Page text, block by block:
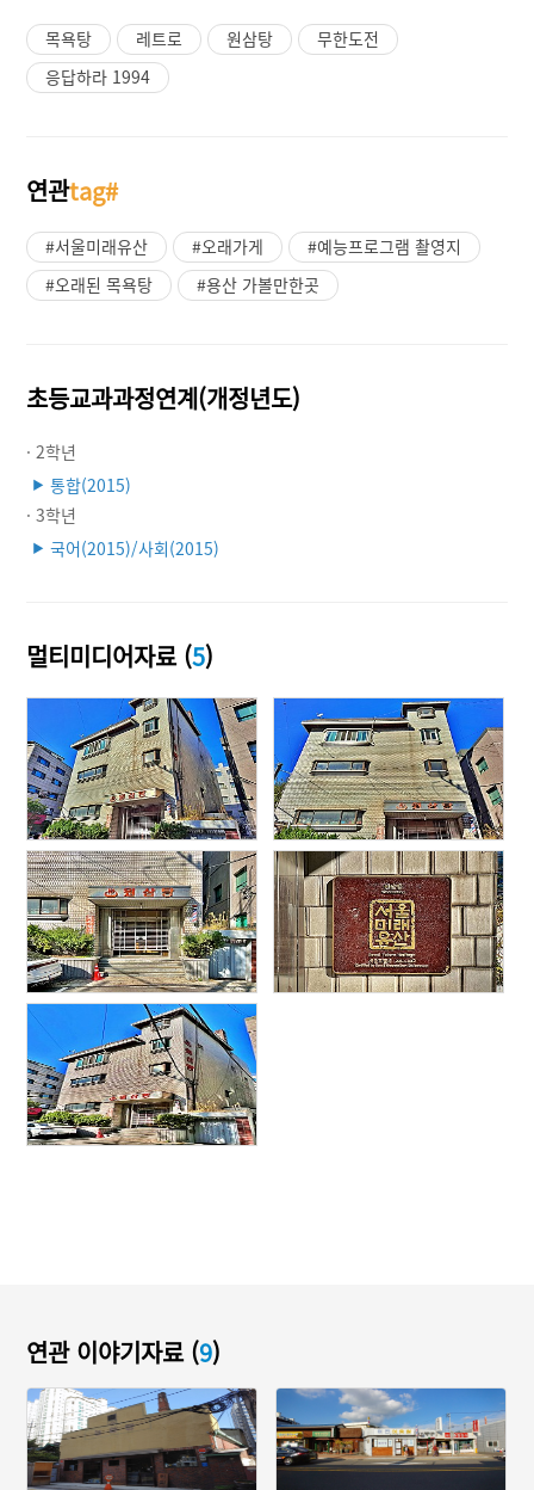
목욕탕 레트로 원삼탕
무한도전
응답하라 1994
연관tag#
#서울미래유산 #오래가게
#예능프로그램 촬영지
#오래된 목욕탕
#용산 가볼만한곳
초등교과과정연계(개정년도)
· 2학년
▶ 통합(2015)
· 3학년
▶ 국어(2015)/사회(2015)
멀티미디어자료 (5)
연관 이야기자료 (9)